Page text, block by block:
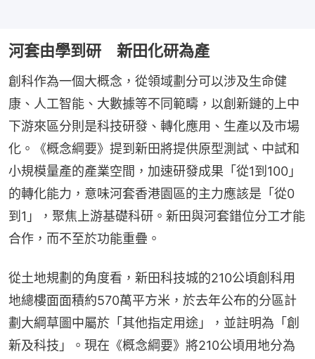
河套由學到研 新田化研為產
創科作為一個大概念，從領域劃分可以涉及生命健
康、人工智能、大數據等不同範疇，以創新鏈的上中
下游來區分則是科技研發、轉化應用、生產以及市場
化。《概念綱要》提到新田將提供原型測試、中試和
小規模量產的產業空間，加速研發成果「從1到100」
的轉化能力，意味河套香港園區的主力應該是「從0
到1」，聚焦上游基礎科研。新田與河套錯位分工才能
合作，而不至於功能重疊。
從土地規劃的角度看，新田科技城的210公頃創科用
地總樓面面積約570萬平方米，於去年公布的分區計
劃大綱草圖中屬於「其他指定用途」，並註明為「創
新及科技」。現在《概念綱要》將210公頃用地分為